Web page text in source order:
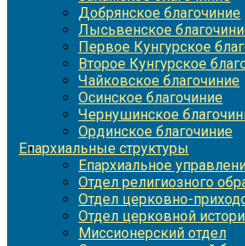
Добрянское благочиние
Лысьвенское
Первое Кунгурское
Второе Кунгурское
Чайковское благочиние
Осинское благочиние
Чернушинское
Ординское благочиние
Епархиальные структуры
Епархиальное
Отдел религиозного
Отдел церковно-
Отдел церковной
Миссионерский отдел